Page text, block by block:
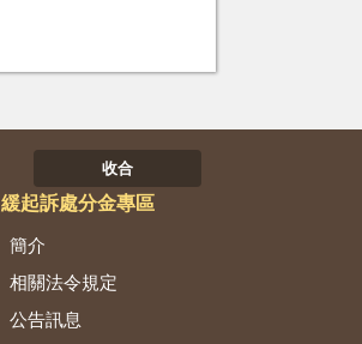
收合
緩起訴處分金專區
簡介
相關法令規定
公告訊息